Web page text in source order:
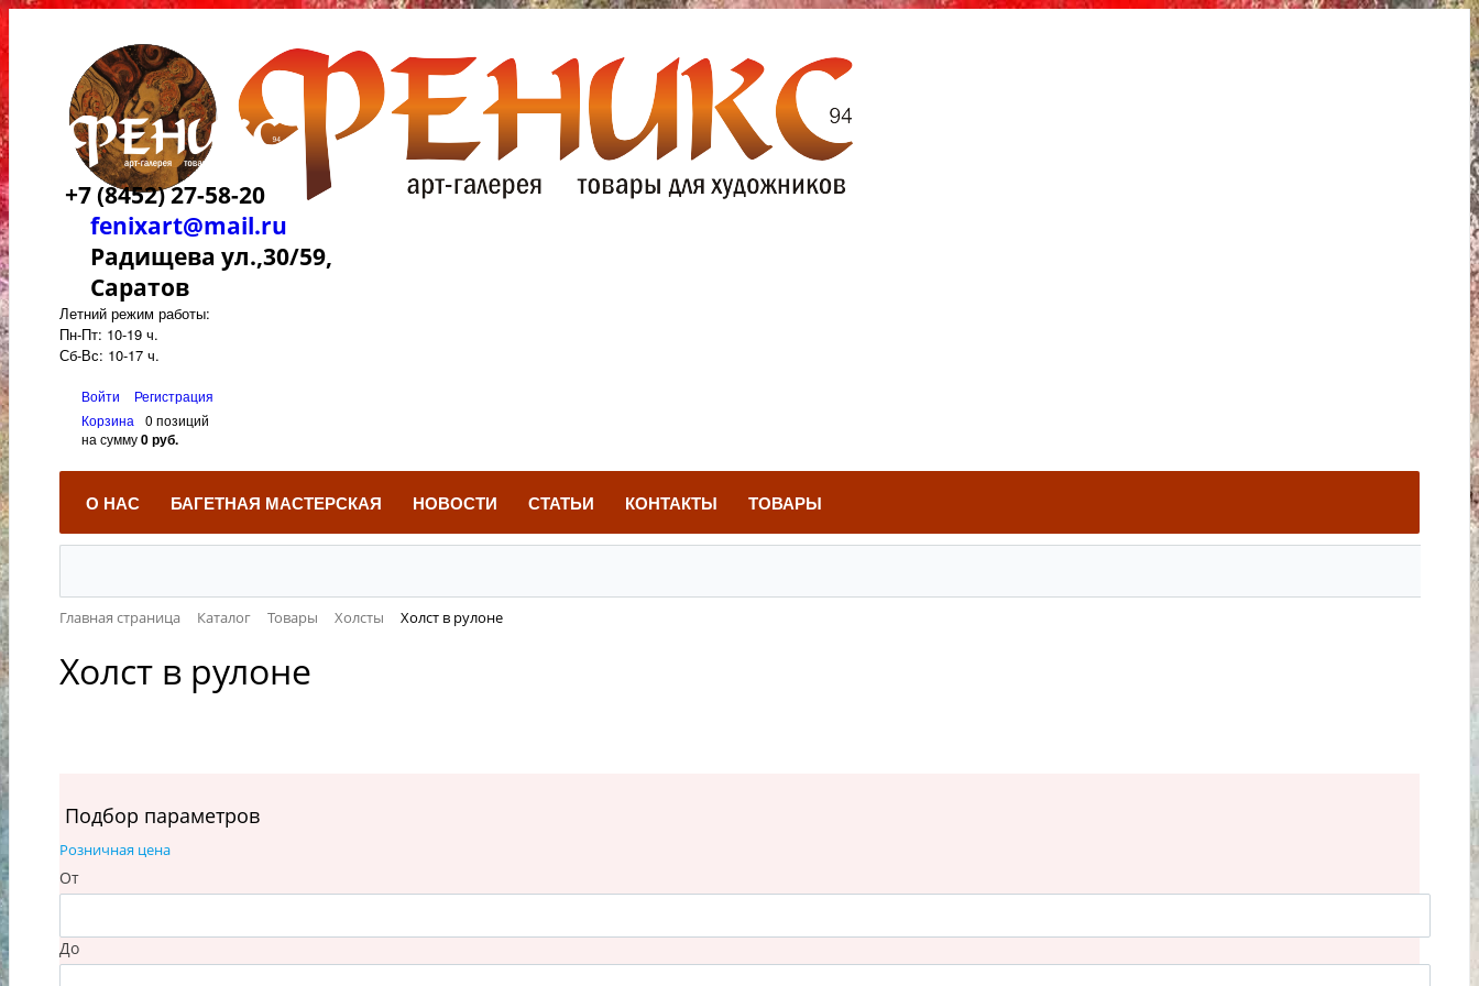
+7 (8452) 27-58-20
fenixart@mail.ru
Радищева ул.,30/59,
Саратов
Летний режим работы:
Пн-Пт: 10-19 ч.
Сб-Вс: 10-17 ч.
Войти
Регистрация
Корзина
0 позиций
на сумму0 руб.
О НАС БАГЕТНАЯ МАСТЕРСКАЯ НОВОСТИ СТАТЬИ КОНТАКТЫ ТОВАРЫ
Главная страница Каталог Товары Холсты Холст в рулоне
Холст в рулоне
Подбор параметров
Розничная цена
От
До